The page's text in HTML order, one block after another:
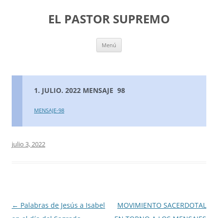
EL PASTOR SUPREMO
Menú
1. JULIO. 2022 MENSAJE 98
MENSAJE-98
julio 3, 2022
Navegación
← Palabras de Jesús a Isabel
MOVIMIENTO SACERDOTAL